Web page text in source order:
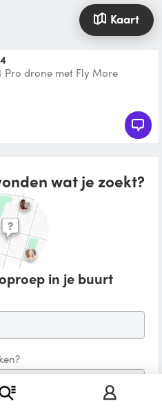
Kaart
Pro drone met Fly More
googl
wat je zoekt?
in je buurt